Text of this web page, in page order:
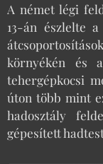
A német légi
13-án észlelte
környékén és
tehergépkocsi
úton több mint
hadosztály
gépesített